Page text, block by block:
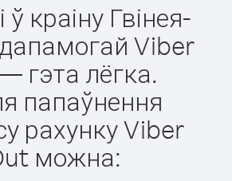
ў краіну Гвінея-
дапамогай Viber
гэта лёгка.
папаўнення
рахунку Viber
можна: